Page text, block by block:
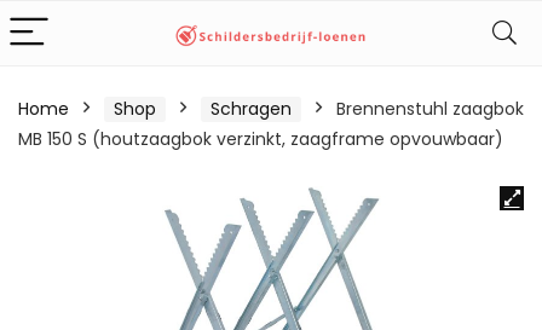
Home Shop Schragen
Brennenstuhl zaagbok
MB 150 S (houtzaagbok verzinkt, zaagframe opvouwbaar)